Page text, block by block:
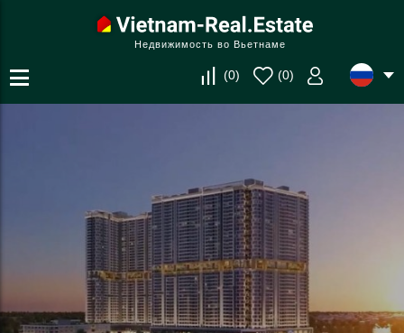
Недвижимость во Вьетнаме
(0) (0)